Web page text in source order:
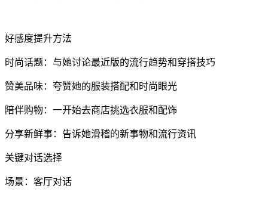
好感度提升方法
时尚话题：与她讨论最近版的流行趋势和穿搭技巧
赞美品味：夸赞她的服装搭配和时尚眼光
陪伴购物：一开始去商店挑选衣服和配饰
分享新鲜事：告诉她滑稽的新事物和流行资讯
关键对话选择
场景：客厅对话